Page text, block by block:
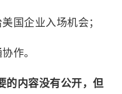
国企业入场机会；
作。
的内容没有公开，但